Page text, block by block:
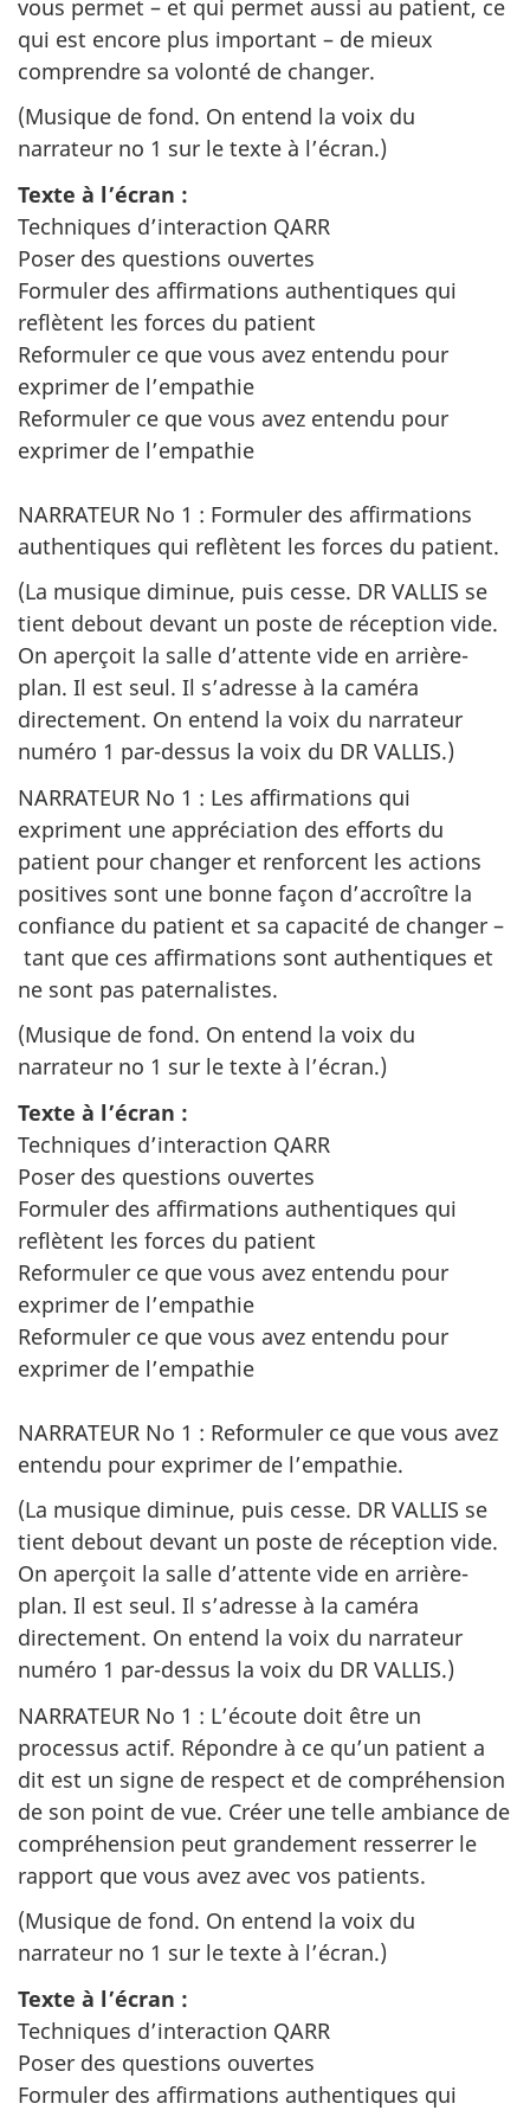
vous permet – et qui permet aussi au patient, ce
qui est encore plus important – de mieux
comprendre sa volonté de changer.
(Musique de fond. On entend la voix du
narrateur no 1 sur le texte à l’écran.)
Texte à l’écran :
Techniques d’interaction QARR
Poser des questions ouvertes
Formuler des affirmations authentiques qui
reflètent les forces du patient
Reformuler ce que vous avez entendu pour
exprimer de l’empathie
Reformuler ce que vous avez entendu pour
exprimer de l’empathie
NARRATEUR No 1 : Formuler des affirmations
authentiques qui reflètent les forces du patient.
(La musique diminue, puis cesse. DR VALLIS se
tient debout devant un poste de réception vide.
On aperçoit la salle d’attente vide en arrière-
plan. Il est seul. Il s’adresse à la caméra
directement. On entend la voix du narrateur
numéro 1 par-dessus la voix du DR VALLIS.)
NARRATEUR No 1 : Les affirmations qui
expriment une appréciation des efforts du
patient pour changer et renforcent les actions
positives sont une bonne façon d’accroître la
confiance du patient et sa capacité de changer –
tant que ces affirmations sont authentiques et
ne sont pas paternalistes.
(Musique de fond. On entend la voix du
narrateur no 1 sur le texte à l’écran.)
Texte à l’écran :
Techniques d’interaction QARR
Poser des questions ouvertes
Formuler des affirmations authentiques qui
reflètent les forces du patient
Reformuler ce que vous avez entendu pour
exprimer de l’empathie
Reformuler ce que vous avez entendu pour
exprimer de l’empathie
NARRATEUR No 1 : Reformuler ce que vous avez
entendu pour exprimer de l’empathie.
(La musique diminue, puis cesse. DR VALLIS se
tient debout devant un poste de réception vide.
On aperçoit la salle d’attente vide en arrière-
plan. Il est seul. Il s’adresse à la caméra
directement. On entend la voix du narrateur
numéro 1 par-dessus la voix du DR VALLIS.)
NARRATEUR No 1 : L’écoute doit être un
processus actif. Répondre à ce qu’un patient a
dit est un signe de respect et de compréhension
de son point de vue. Créer une telle ambiance de
compréhension peut grandement resserrer le
rapport que vous avez avec vos patients.
(Musique de fond. On entend la voix du
narrateur no 1 sur le texte à l’écran.)
Texte à l’écran :
Techniques d’interaction QARR
Poser des questions ouvertes
Formuler des affirmations authentiques qui